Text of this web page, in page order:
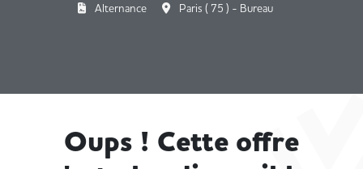
Alternance Paris ( 75 ) - Bureau
Oups ! Cette offre